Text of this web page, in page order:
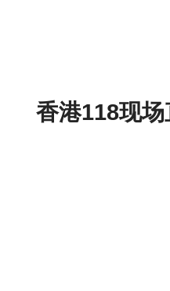
香港118现